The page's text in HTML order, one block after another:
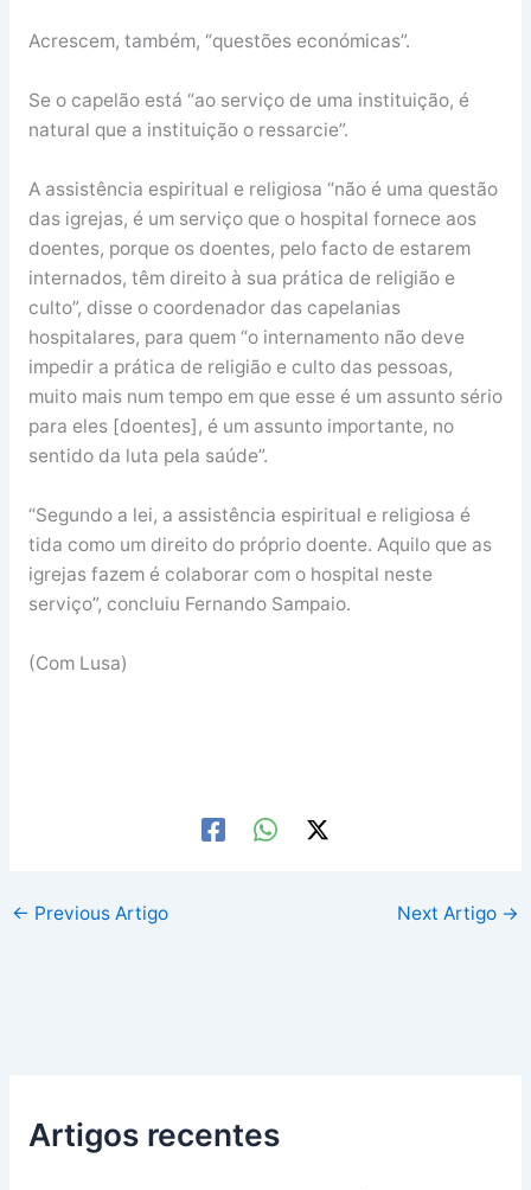
Acrescem, também, “questões económicas”.
Se o capelão está “ao serviço de uma instituição, é
natural que a instituição o ressarcie”.
A assistência espiritual e religiosa “não é uma questão
das igrejas, é um serviço que o hospital fornece aos
doentes, porque os doentes, pelo facto de estarem
internados, têm direito à sua prática de religião e
culto”, disse o coordenador das capelanias
hospitalares, para quem “o internamento não deve
impedir a prática de religião e culto das pessoas,
muito mais num tempo em que esse é um assunto sério
para eles [doentes], é um assunto importante, no
sentido da luta pela saúde”.
“Segundo a lei, a assistência espiritual e religiosa é
tida como um direito do próprio doente. Aquilo que as
igrejas fazem é colaborar com o hospital neste
serviço”, concluiu Fernando Sampaio.
(Com Lusa)
← Previous Artigo Next Artigo →
Artigos recentes